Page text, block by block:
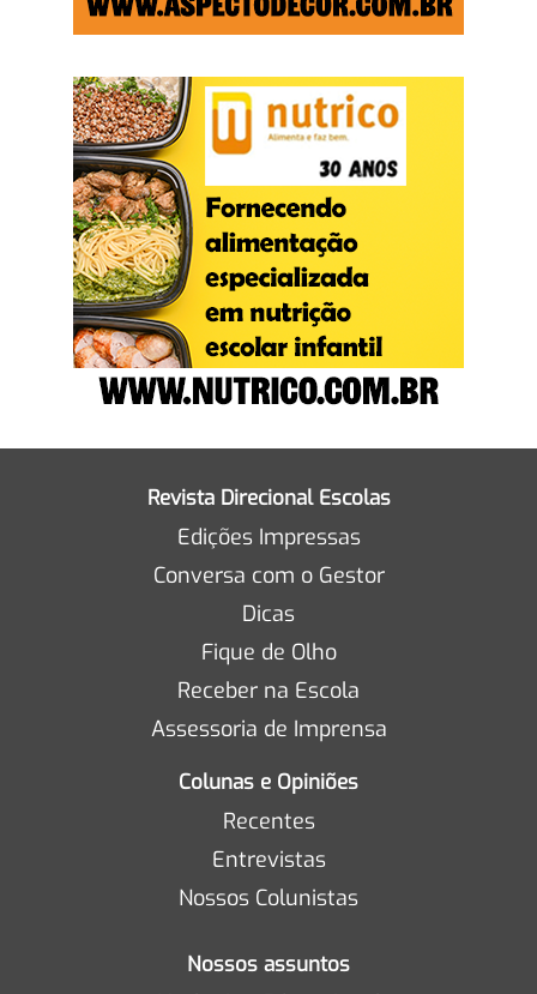
Revista Direcional Escolas
Edições Impressas
Conversa com o Gestor
Dicas
Fique de Olho
Receber na Escola
Assessoria de Imprensa
Colunas e Opiniões
Recentes
Entrevistas
Nossos Colunistas
Nossos assuntos